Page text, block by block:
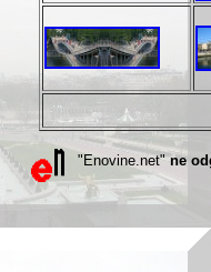
"Enovine.net"ne